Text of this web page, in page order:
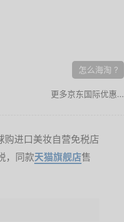
怎么海淘 ?
更多京东国际优惠...
购进口美妆自营免税店
，同款天猫旗舰店售